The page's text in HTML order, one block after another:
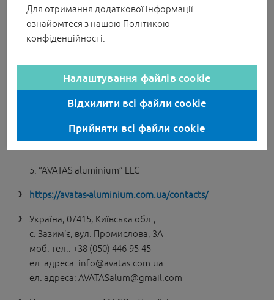
E-mail: artecua@arteconline.com
4. Viknoland
Дверей від Виробника
м. Київ, вул. Скляренка, буд.17
044 594 67 27
5. “AVATAS aluminium” LLC
https://avatas-aluminium.com.ua/contacts/
Україна, 07415, Київська обл.,
с. Зазим’є, вул. Промислова, 3А
моб. тел.: +38 (050) 446-95-45
ел. адреса: info@avatas.com.ua
ел. адреса: AVATASalum@gmail.com
Для отримання додаткової інформації
ознайомтеся з нашою Політикою
конфіденційності
Налаштування файлів cookie
Відхилити всі файли cookie
Прийняти всі файли cookie